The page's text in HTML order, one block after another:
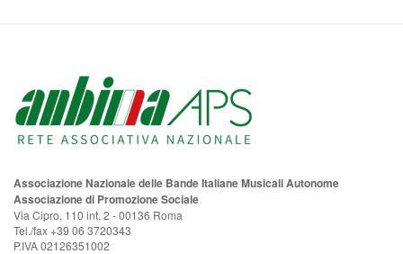
Associazione Nazionale delle Bande Italiane Musicali Autonome
Associazione di Promozione Sociale
Via Cipro, 110 int. 2 - 00136 Roma
Tel./fax +39 06 3720343
P.IVA 02126351002